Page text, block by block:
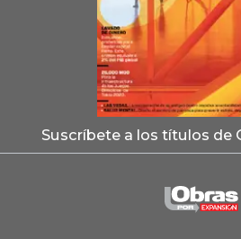
Suscríbete a los títulos de